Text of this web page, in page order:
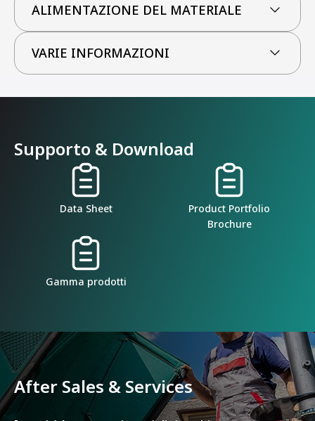
ALIMENTAZIONE DEL MATERIALE
VARIE INFORMAZIONI
Supporto & Download
Data Sheet
Product Portfolio
Brochure
Gamma prodotti
After Sales & Services